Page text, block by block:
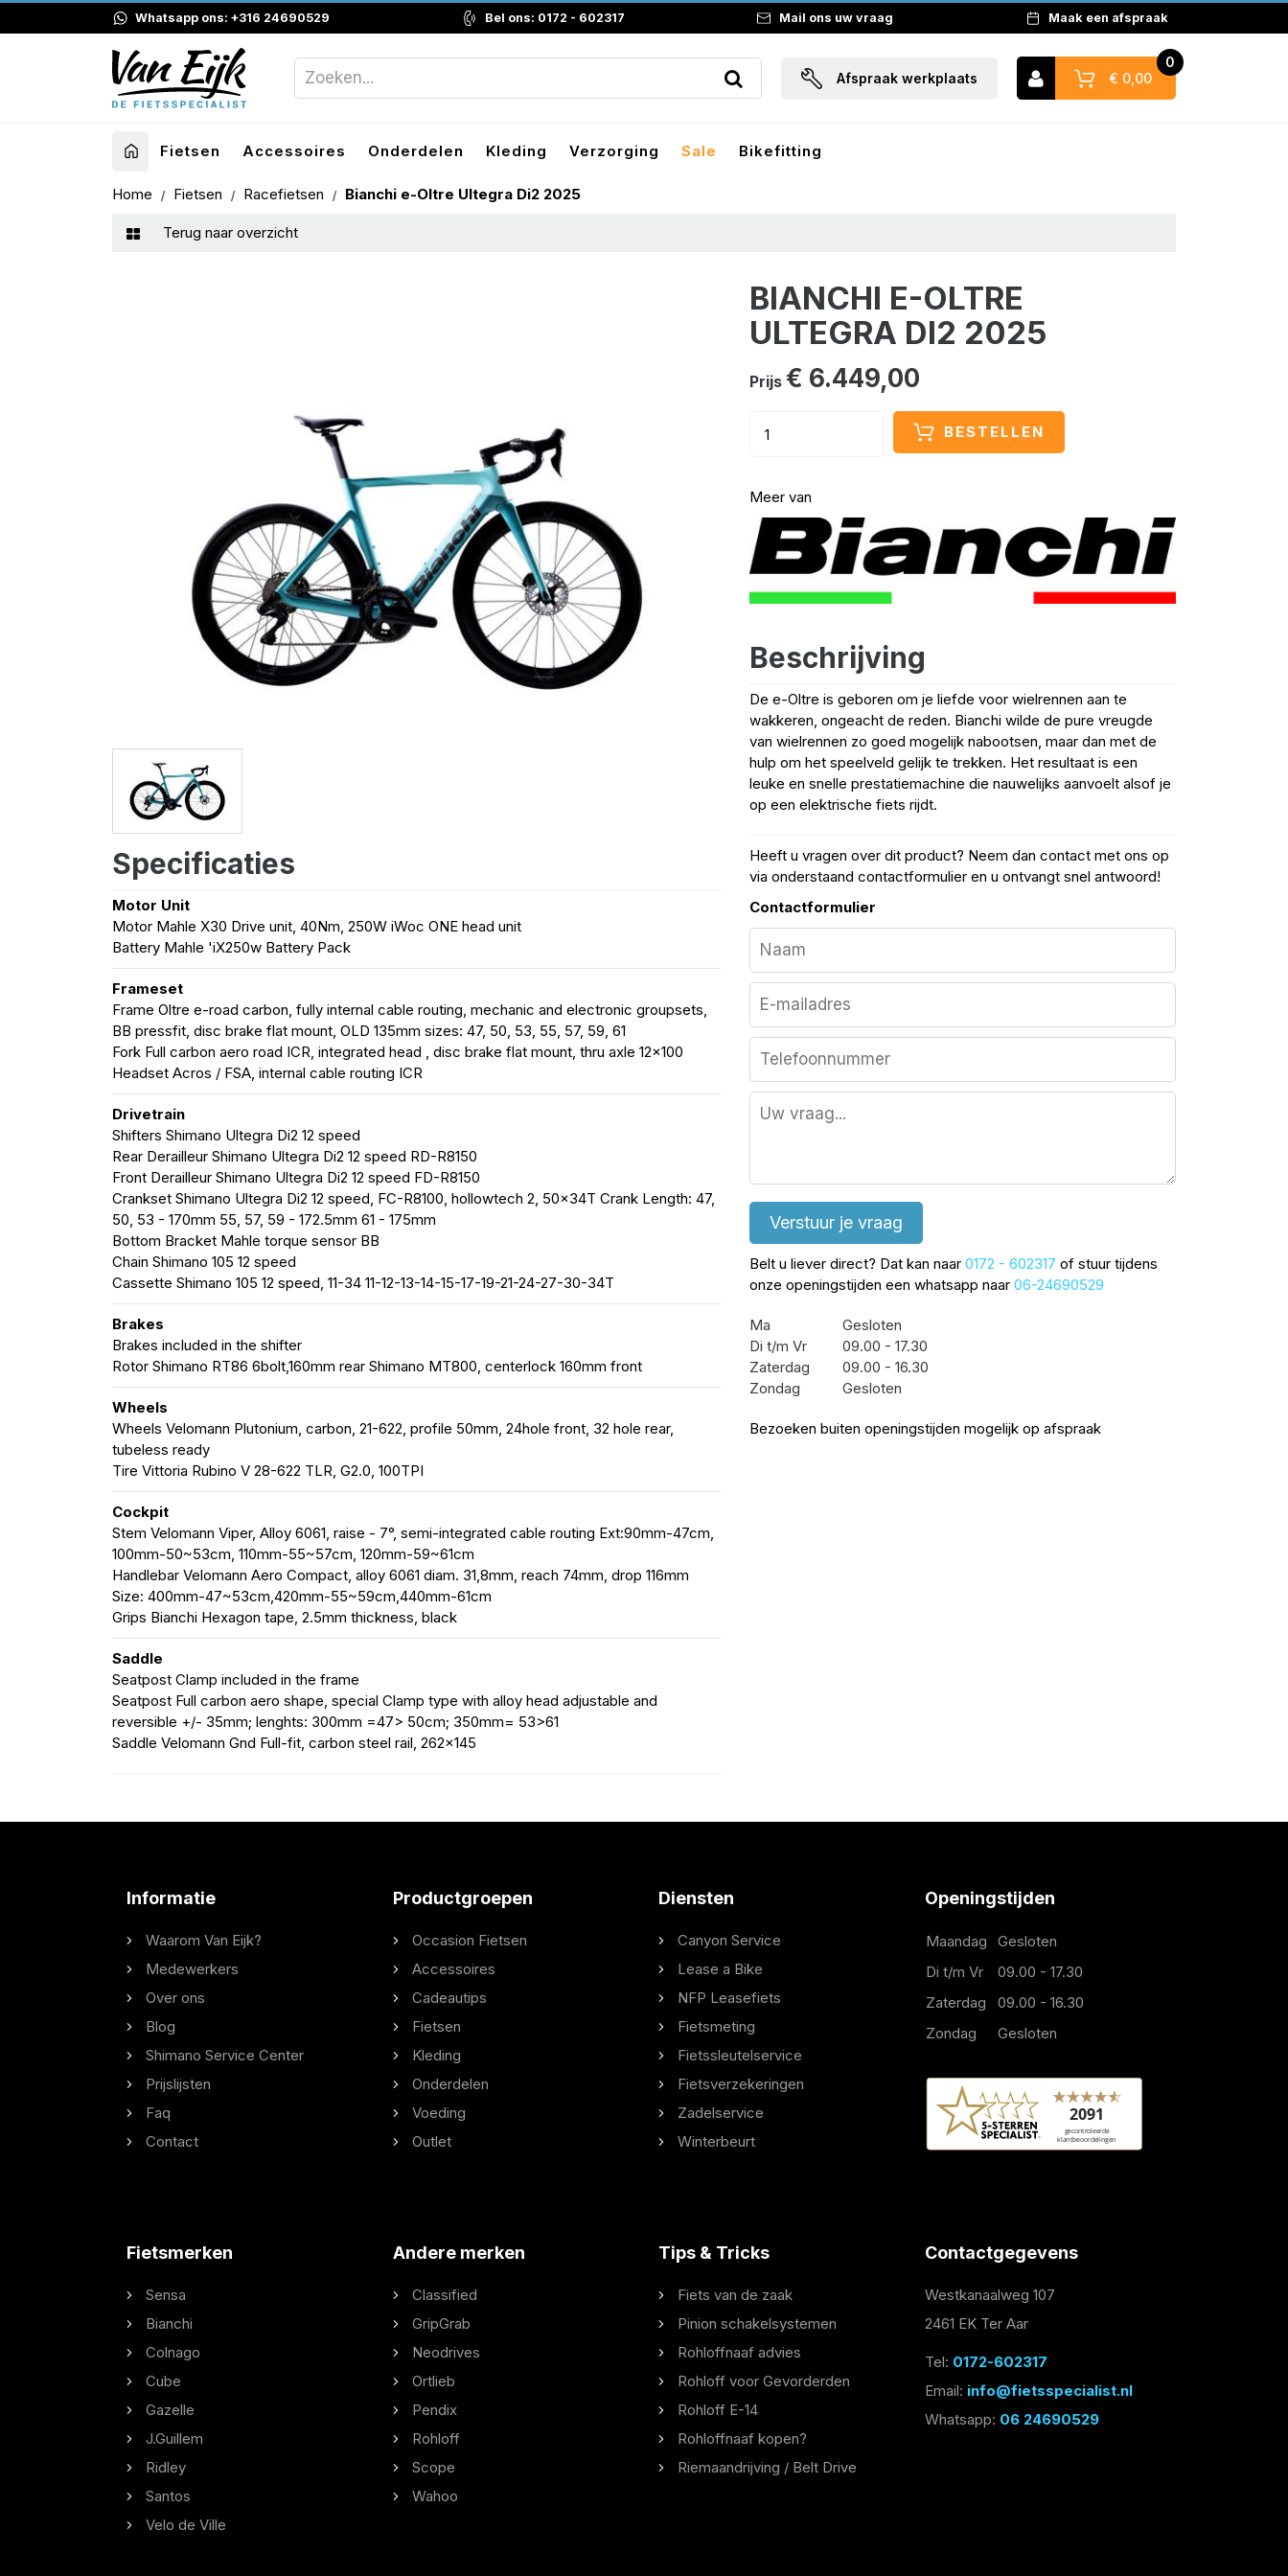
Whatsapp ons: +316 24690529 Bel ons: 0172 - 602317 Mail ons uw vraag Maak een afspraak
Afspraak werkplaats € 0,00
0
Fietsen Accessoires Onderdelen Kleding Verzorging Sale Bikefitting
Home Fietsen Racefietsen Bianchi e-Oltre Ultegra Di2 2025
Terug naar overzicht
BIANCHI E-OLTRE
ULTEGRA DI2 2025
Specificaties
Motor Unit
Motor Mahle X30 Drive unit, 40Nm, 250W iWoc ONE head unit
Battery Mahle 'iX250w Battery Pack
Frameset
Frame Oltre e-road carbon, fully internal cable routing, mechanic and electronic groupsets,
BB pressfit, disc brake flat mount, OLD 135mm sizes: 47, 50, 53, 55, 57, 59, 61
Fork Full carbon aero road ICR, integrated head , disc brake flat mount, thru axle 12x100
Headset Acros / FSA, internal cable routing ICR
Drivetrain
Shifters Shimano Ultegra Di2 12 speed
Rear Derailleur Shimano Ultegra Di2 12 speed RD-R8150
Front Derailleur Shimano Ultegra Di2 12 speed FD-R8150
Crankset Shimano Ultegra Di2 12 speed, FC-R8100, hollowtech 2, 50x34T Crank Length: 47,
50, 53 - 170mm 55, 57, 59 - 172.5mm 61 - 175mm
Bottom Bracket Mahle torque sensor BB
Chain Shimano 105 12 speed
Cassette Shimano 105 12 speed, 11-34 11-12-13-14-15-17-19-21-24-27-30-34T
Brakes
Brakes included in the shifter
Rotor Shimano RT86 6bolt,160mm rear Shimano MT800, centerlock 160mm front
Wheels
Wheels Velomann Plutonium, carbon, 21-622, profile 50mm, 24hole front, 32 hole rear,
tubeless ready
Tire Vittoria Rubino V 28-622 TLR, G2.0, 100TPI
Cockpit
Stem Velomann Viper, Alloy 6061, raise - 7°, semi-integrated cable routing Ext:90mm-47cm,
100mm-50~53cm, 110mm-55~57cm, 120mm-59~61cm
Handlebar Velomann Aero Compact, alloy 6061 diam. 31,8mm, reach 74mm, drop 116mm
Size: 400mm-47~53cm,420mm-55~59cm,440mm-61cm
Grips Bianchi Hexagon tape, 2.5mm thickness, black
Saddle
Seatpost Clamp included in the frame
Seatpost Full carbon aero shape, special Clamp type with alloy head adjustable and
reversible +/- 35mm; lenghts: 300mm =47> 50cm; 350mm= 53>61
Saddle Velomann Gnd Full-fit, carbon steel rail, 262x145
Prijs € 6.449,00
BESTELLEN
Meer van
Beschrijving
De e-Oltre is geboren om je liefde voor wielrennen aan te
wakkeren, ongeacht de reden. Bianchi wilde de pure vreugde
van wielrennen zo goed mogelijk nabootsen, maar dan met de
hulp om het speelveld gelijk te trekken. Het resultaat is een
leuke en snelle prestatiemachine die nauwelijks aanvoelt alsof je
op een elektrische fiets rijdt.
Heeft u vragen over dit product? Neem dan contact met ons op
via onderstaand contactformulier en u ontvangt snel antwoord!
Contactformulier
Verstuur je vraag
Belt u liever direct? Dat kan naar 0172 - 602317 of stuur tijdens
onze openingstijden een whatsapp naar 06-24690529
Ma
Gesloten
Di t/m Vr
09.00 - 17.30
Zaterdag
09.00 - 16.30
Zondag
Gesloten
Bezoeken buiten openingstijden mogelijk op afspraak
Informatie
Waarom Van Eijk?
Medewerkers
Over ons
Blog
Shimano Service Center
Prijslijsten
Faq
Contact
Productgroepen
Occasion Fietsen
Accessoires
Cadeautips
Fietsen
Kleding
Onderdelen
Voeding
Outlet
Diensten
Canyon Service
Lease a Bike
NFP Leasefiets
Fietsmeting
Fietssleutelservice
Fietsverzekeringen
Zadelservice
Winterbeurt
Openingstijden
Maandag
Gesloten
Di t/m Vr
09.00 - 17.30
Zaterdag
09.00 - 16.30
Zondag
Gesloten
Fietsmerken
Sensa
Bianchi
Colnago
Cube
Gazelle
J.Guillem
Ridley
Santos
Velo de Ville
Andere merken
Classified
GripGrab
Neodrives
Ortlieb
Pendix
Rohloff
Scope
Wahoo
Tips & Tricks
Fiets van de zaak
Pinion schakelsystemen
Rohloffnaaf advies
Rohloff voor Gevorderden
Rohloff E-14
Rohloffnaaf kopen?
Riemaandrijving / Belt Drive
Contactgegevens
Westkanaalweg 107
2461 EK Ter Aar
Tel: 0172-602317
Email: info@fietsspecialist.nl
Whatsapp: 06 24690529